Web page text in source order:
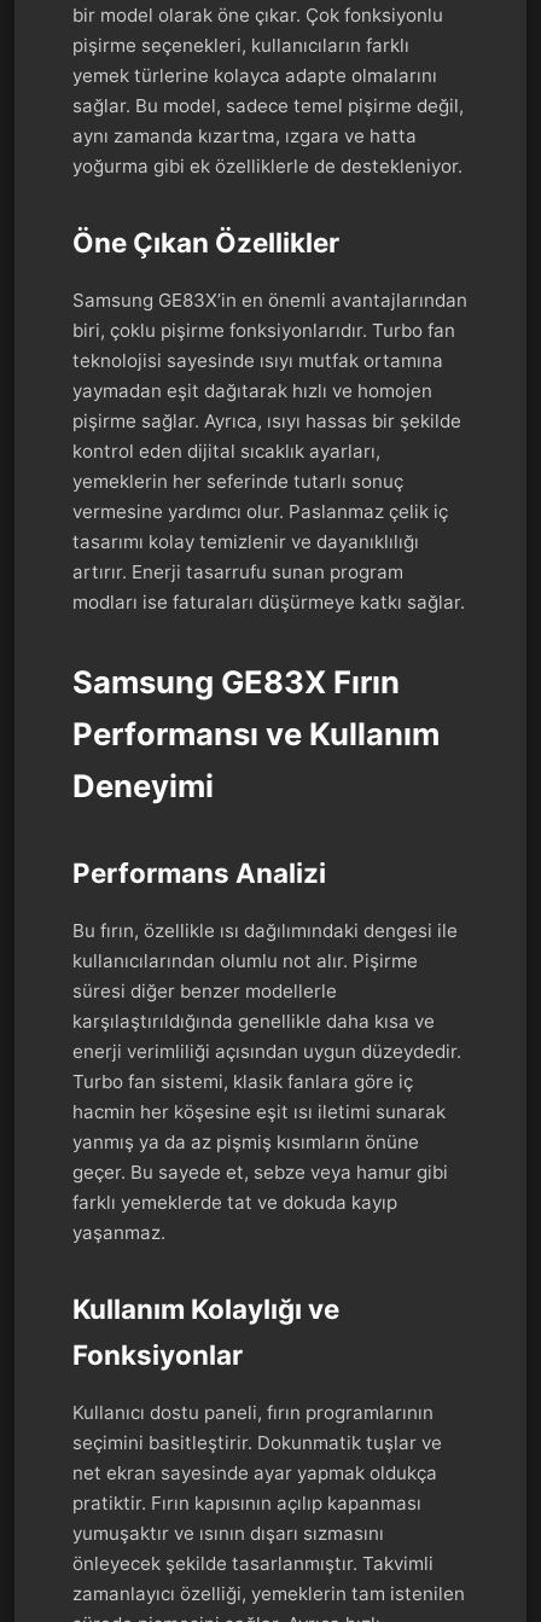
bir model olarak öne çıkar. Çok fonksiyonlu
pişirme seçenekleri, kullanıcıların farklı
yemek türlerine kolayca adapte olmalarını
sağlar. Bu model, sadece temel pişirme değil,
aynı zamanda kızartma, ızgara ve hatta
yoğurma gibi ek özelliklerle de destekleniyor.
Öne Çıkan Özellikler
Samsung GE83X’in en önemli avantajlarından
biri, çoklu pişirme fonksiyonlarıdır. Turbo fan
teknolojisi sayesinde ısıyı mutfak ortamına
yaymadan eşit dağıtarak hızlı ve homojen
pişirme sağlar. Ayrıca, ısıyı hassas bir şekilde
kontrol eden dijital sıcaklık ayarları,
yemeklerin her seferinde tutarlı sonuç
vermesine yardımcı olur. Paslanmaz çelik iç
tasarımı kolay temizlenir ve dayanıklılığı
artırır. Enerji tasarrufu sunan program
modları ise faturaları düşürmeye katkı sağlar.
Samsung GE83X Fırın
Performansı ve Kullanım
Deneyimi
Performans Analizi
Bu fırın, özellikle ısı dağılımındaki dengesi ile
kullanıcılarından olumlu not alır. Pişirme
süresi diğer benzer modellerle
karşılaştırıldığında genellikle daha kısa ve
enerji verimliliği açısından uygun düzeydedir.
Turbo fan sistemi, klasik fanlara göre iç
hacmin her köşesine eşit ısı iletimi sunarak
yanmış ya da az pişmiş kısımların önüne
geçer. Bu sayede et, sebze veya hamur gibi
farklı yemeklerde tat ve dokuda kayıp
yaşanmaz.
Kullanım Kolaylığı ve
Fonksiyonlar
Kullanıcı dostu paneli, fırın programlarının
seçimini basitleştirir. Dokunmatik tuşlar ve
net ekran sayesinde ayar yapmak oldukça
pratiktir. Fırın kapısının açılıp kapanması
yumuşaktır ve ısının dışarı sızmasını
önleyecek şekilde tasarlanmıştır. Takvimli
zamanlayıcı özelliği, yemeklerin tam istenilen